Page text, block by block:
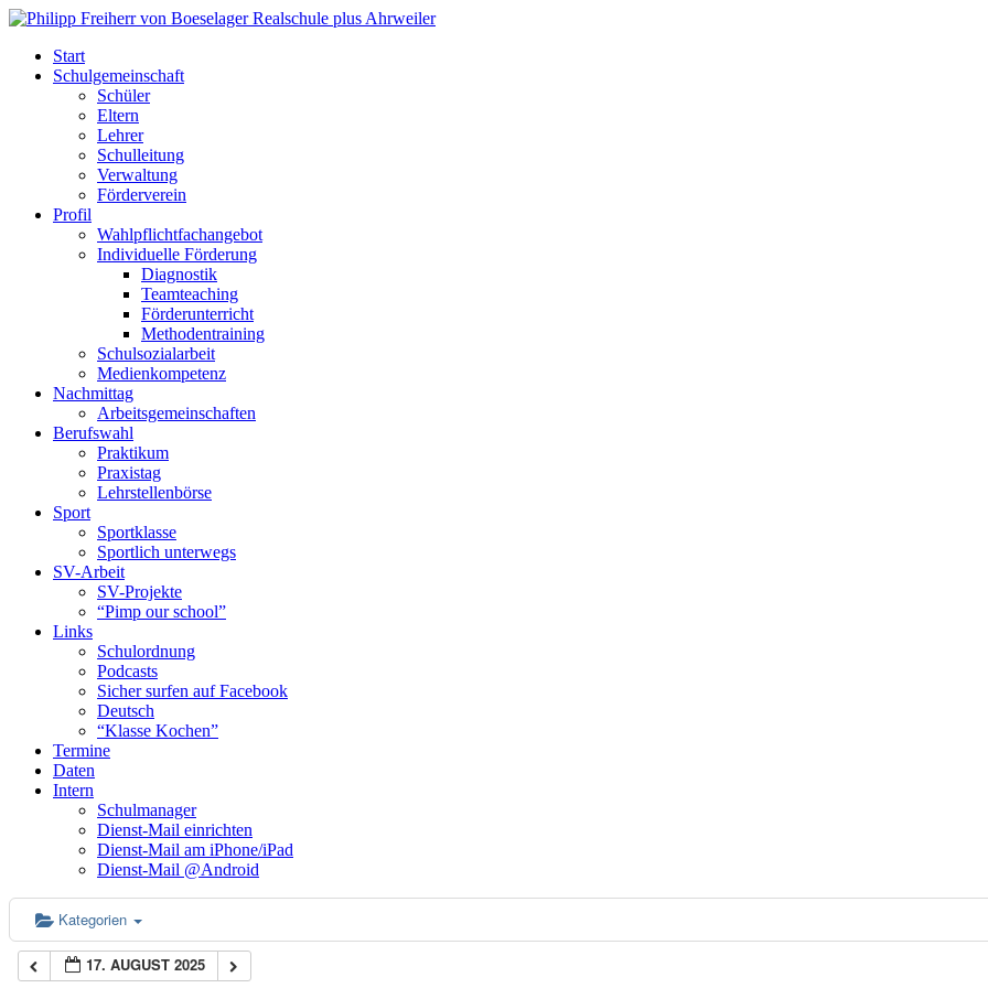
Start
Schulgemeinschaft
Schüler
Eltern
Lehrer
Schulleitung
Verwaltung
Förderverein
Profil
Wahlpflichtfachangebot
Individuelle Förderung
Diagnostik
Teamteaching
Förderunterricht
Methodentraining
Schulsozialarbeit
Medienkompetenz
Nachmittag
Arbeitsgemeinschaften
Berufswahl
Praktikum
Praxistag
Lehrstellenbörse
Sport
Sportklasse
Sportlich unterwegs
SV-Arbeit
SV-Projekte
“Pimp our school”
Links
Schulordnung
Podcasts
Sicher surfen auf Facebook
Deutsch
“Klasse Kochen”
Termine
Daten
Intern
Schulmanager
Dienst-Mail einrichten
Dienst-Mail am iPhone/iPad
Dienst-Mail @Android
Kategorien
17. AUGUST 2025